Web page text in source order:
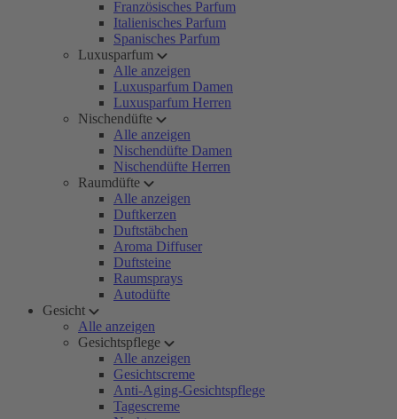
Französisches Parfum
Italienisches Parfum
Spanisches Parfum
Luxusparfum
Alle anzeigen
Luxusparfum Damen
Luxusparfum Herren
Nischendüfte
Alle anzeigen
Nischendüfte Damen
Nischendüfte Herren
Raumdüfte
Alle anzeigen
Duftkerzen
Duftstäbchen
Aroma Diffuser
Duftsteine
Raumsprays
Autodüfte
Gesicht
Alle anzeigen
Gesichtspflege
Alle anzeigen
Gesichtscreme
Anti-Aging-Gesichtspflege
Tagescreme